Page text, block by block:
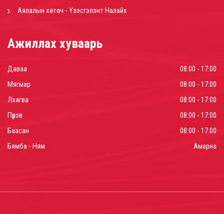
Аялалын хөтөч - Үзэсгэлэнт Налайх
Ажиллах хуваарь
Даваа
08:00 - 17:00
Мягмар
08:00 - 17:00
Лхагва
08:00 - 17:00
Пүрэв
08:00 - 17:00
Баасан
08:00 - 17:00
Бямба - Ням
Амарна